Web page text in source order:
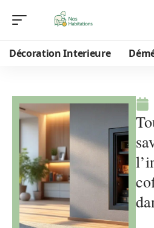
Décoration Interieure